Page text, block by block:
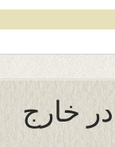
خارج